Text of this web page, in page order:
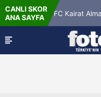
CANLI SKOR
ANA SAYFAFC Kairat Almaty